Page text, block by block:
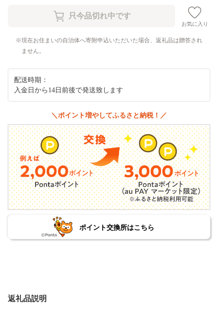
お気に入り
現在お住まいの自治体へ寄附申込いただいた場合、返礼品は贈答され
ません。
配送時期：
入金日から14日前後で発送致します
＼ポイント増やしてふるさと納税！／
ポイント交換所はこちら
返礼品説明